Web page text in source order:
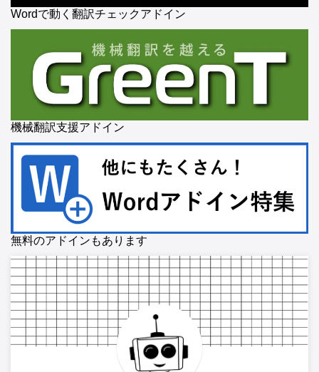
Wordで動く翻訳チェックアドイン
機械翻訳支援アドイン
無料のアドインもあります